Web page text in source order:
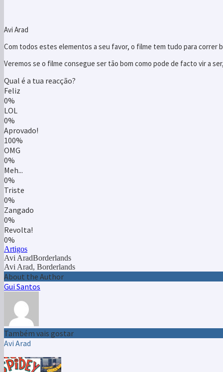
Avi Arad
Com todos estes elementos a seu favor, o filme tem tudo para correr
Veremos se o filme consegue ser tão bom como pode de facto vir a
Qual é a tua reacção?
Feliz
0%
LOL
0%
Aprovado!
100%
OMG
0%
Meh...
0%
Triste
0%
Zangado
0%
Revolta!
0%
Artigos
Avi AradBorderlands
Avi Arad, Borderlands
About the Author
Gui Santos
Também vais gostar
Avi Arad